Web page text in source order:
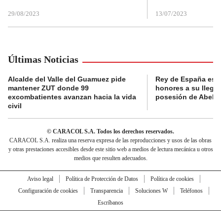
29/08/2023 13/07/2023
Últimas Noticias
Alcalde del Valle del Guamuez pide
mantener ZUT donde 99
excombatientes avanzan hacia la vida
civil
Rey de España es
honores a su
posesión de
© CARACOL S.A. Todos los derechos reservados.
CARACOL S.A. realiza una reserva expresa de las reproducciones y usos de las obras
y otras prestaciones accesibles desde este sitio web a medios de lectura mecánica u otros
medios que resulten adecuados.
Aviso legal Política de Protección de Datos
Política de cookies
Configuración de cookies
Transparencia Soluciones W
Teléfonos
Escríbanos